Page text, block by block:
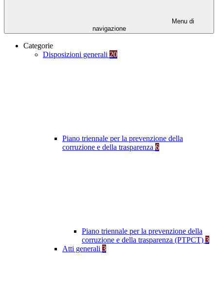
Menu di
navigazione
Categorie
Disposizioni generali 20
Piano triennale per la prevenzione della
corruzione e della trasparenza 6
Piano triennale per la prevenzione della
corruzione e della trasparenza (PTPCT) 3
Atti generali 3